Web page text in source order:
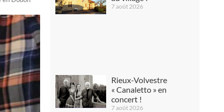
7 août 2026
Rieux-Volvestre
« Canaletto » en
concert !
7 août 2026